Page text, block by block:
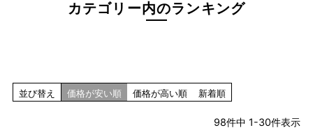
カテゴリー内のランキング
並び替え 価格が安い順 価格が高い順 新着順
98件中 1-30件表示
オレンジ系
その他（柄）
在庫なし商品